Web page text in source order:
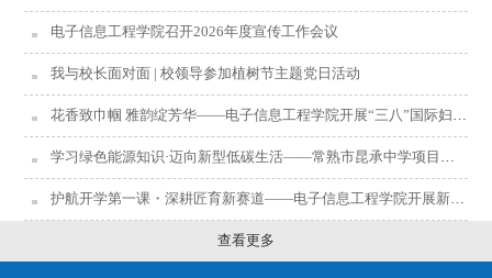
电子信息工程学院召开2026年度宣传工作会议
我与校长面对面 | 校领导参加植树节主题党日活动
花香致巾帼 雅韵绽芳华——电子信息工程学院开展“三八”国际妇女节插花活动
学习绿色能源知识·迈向新型低碳生活——常熟市昆承中学项目式学习小组走进我校开展研学实践活动
护航开学第一课・深耕匠育新赛道——电子信息工程学院开展新学期“开学第一课”巡课工作
查看更多